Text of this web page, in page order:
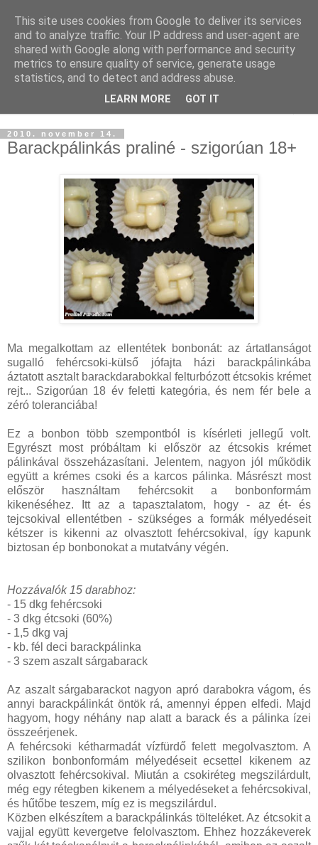
2010. november 14.
Barackpálinkás praliné - szigorúan 18+
Ma megalkottam az ellentétek bonbonát: az ártatlanságot
sugalló fehércsoki-külső jófajta házi barackpálinkába
áztatott asztalt barackdarabokkal felturbózott étcsokis krémet
rejt... Szigorúan 18 év feletti kategória, és nem fér bele a
zéró toleranciába!
Ez a bonbon több szempontból is kísérleti jellegű volt.
Egyrészt most próbáltam ki először az étcsokis krémet
pálinkával összeházasítani. Jelentem, nagyon jól működik
együtt a krémes csoki és a karcos pálinka. Másrészt most
először használtam fehércsokit a bonbonformám
kikenéséhez. Itt az a tapasztalatom, hogy - az ét- és
tejcsokival ellentétben - szükséges a formák mélyedéseit
kétszer is kikenni az olvasztott fehércsokival, így kapunk
biztosan ép bonbonokat a mutatvány végén.
Hozzávalók 15 darabhoz:
- 15 dkg fehércsoki
- 3 dkg étcsoki (60%)
- 1,5 dkg vaj
- kb. fél deci barackpálinka
- 3 szem aszalt sárgabarack
Az aszalt sárgabarackot nagyon apró darabokra vágom, és
annyi barackpálinkát öntök rá, amennyi éppen elfedi. Majd
hagyom, hogy néhány nap alatt a barack és a pálinka ízei
összeérjenek.
A fehércsoki kétharmadát vízfürdő felett megolvasztom. A
szilikon bonbonformám mélyedéseit ecsettel kikenem az
olvasztott fehércsokival. Miután a csokiréteg megszilárdult,
még egy rétegben kikenem a mélyedéseket a fehércsokival,
és hűtőbe teszem, míg ez is megszilárdul.
Közben elkészítem a barackpálinkás tölteléket. Az étcsokit a
vajjal együtt kevergetve felolvasztom. Ehhez hozzákeverek
This site uses cookies from Google to deliver its services
and to analyze traffic. Your IP address and user-agent are
shared with Google along with performance and security
metrics to ensure quality of service, generate usage
statistics, and to detect and address abuse.
LEARN MORE GOT IT